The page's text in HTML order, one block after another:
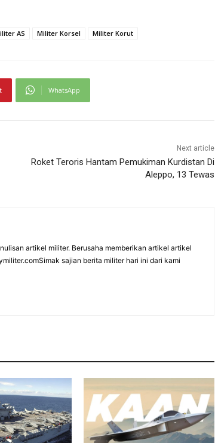
AS Militer Korsel Militer Korut
WhatsApp
Next article
Roket Teroris Hantam Pemukiman Kurdistan Di
Aleppo, 13 Tewas
artikel militer. Berusaha memberikan artikel artikel
sajian berita militer hari ini dari kami